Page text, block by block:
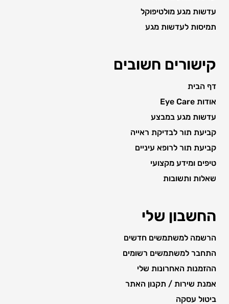
עדשות מגע מולטיפוקל
תמיסות לעדשות מגע
קישורים חשובים
דף הבית
אודות Eye Care
עדשות מגע במבצע
קביעת תור לבדיקת ראייה
קביעת תור לרופא עיניים
טיפים ומידע מקצועי
שאלות ותשובות
החשבון שלי
הרשמה למשתמשים חדשים
התחבר למשתמשים רשומים
ההזמנות האחרונות שלי
אמנת שירות / תקנון האתר
ביטול עסקה